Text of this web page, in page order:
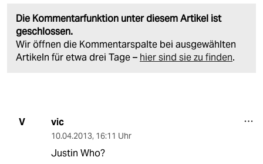
Die Kommentarfunktion unter diesem Artikel ist
geschlossen.
Wir öffnen die Kommentarspalte bei ausgewählten
Artikeln für etwa drei Tage – hier sind sie zu finden.
V vic
10.04.2013, 16:11 Uhr
Justin Who?